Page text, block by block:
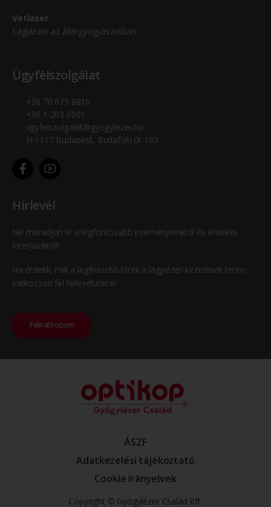
Vetlaser
Lágylézer az állatgyógyászatban
Ügyfélszolgálat
+36 70 679 8810
+36 1 203 0001
ugyfelszolgalat@gyogylezer.hu
H-1117 Budapest, Budafoki út 183.
Hírlevél
Ne maradjon le a legfontosabb eseményeinkről és érdekes
interjúinkról!
Ha érdekli, mik a legfrissebb hírek a lágylézer-kezelések terén,
iratkozzon fel hírlevelünkre!
Feliratkozom
ÁSZF
Adatkezelési tájékoztató
Cookie irányelvek
Copyright © Gyógylézer Család Kft.